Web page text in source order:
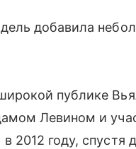
добавила
публике
Левином и
2012 году, спустя